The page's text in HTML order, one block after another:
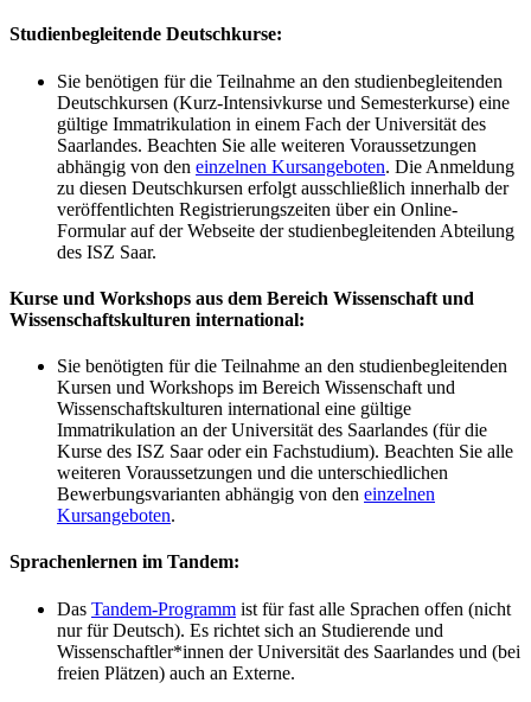
Studienbegleitende Deutschkurse:
Sie benötigen für die Teilnahme an den studienbegleitenden
Deutschkursen (Kurz-Intensivkurse und Semesterkurse) eine
gültige Immatrikulation in einem Fach der Universität des
Saarlandes. Beachten Sie alle weiteren Voraussetzungen
abhängig von den einzelnen Kursangeboten. Die Anmeldung
zu diesen Deutschkursen erfolgt ausschließlich innerhalb der
veröffentlichten Registrierungszeiten über ein Online-
Formular auf der Webseite der studienbegleitenden Abteilung
des ISZ Saar.
Kurse und Workshops aus dem Bereich Wissenschaft und
Wissenschaftskulturen international:
Sie benötigten für die Teilnahme an den studienbegleitenden
Kursen und Workshops im Bereich Wissenschaft und
Wissenschaftskulturen international eine gültige
Immatrikulation an der Universität des Saarlandes (für die
Kurse des ISZ Saar oder ein Fachstudium). Beachten Sie alle
weiteren Voraussetzungen und die unterschiedlichen
Bewerbungsvarianten abhängig von den einzelnen
Kursangeboten.
Sprachenlernen im Tandem:
Das Tandem-Programm ist für fast alle Sprachen offen (nicht
nur für Deutsch). Es richtet sich an Studierende und
Wissenschaftler*innen der Universität des Saarlandes und (bei
freien Plätzen) auch an Externe.